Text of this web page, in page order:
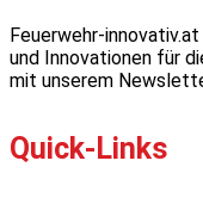
Feuerwehr-
und Innovationen für
mit unserem
Quick-Links